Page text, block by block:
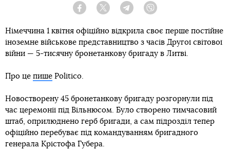
Facebook Twitter Telegram
Німеччина 1 квітня офіційно відкрила своє перше постійне
іноземне військове представництво з часів Другої світової
війни — 5-тисячну бронетанкову бригаду в Литві.
Про це пише Politico.
Новостворену 45 бронетанкову бригаду розгорнули під
час церемонії під Вільнюсом. Було створено тимчасовий
штаб, оприлюднено герб бригади, а сам підрозділ тепер
офіційно перебуває під командуванням бригадного
генерала Крістофа Губера.